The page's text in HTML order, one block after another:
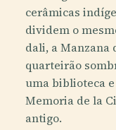
cerâmicas
dividem o
dali, a Manzana
quarteirão
uma biblioteca
Memoria de la
antigo.